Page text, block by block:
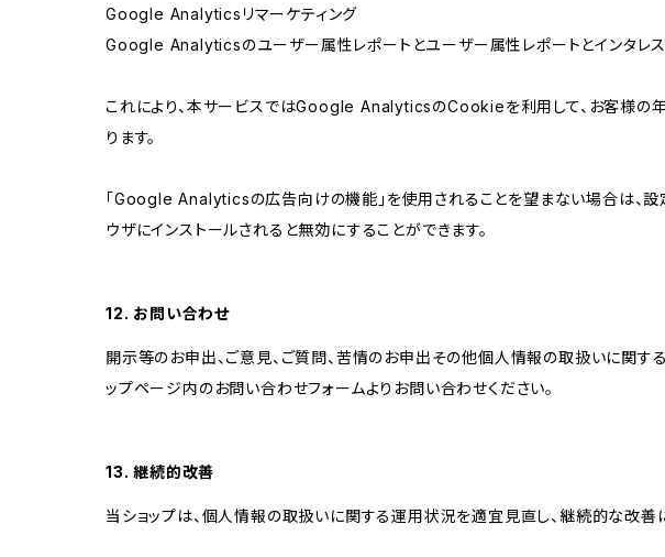
Google Analyticsリマーケティング
Google Analyticsのユーザー属性レポートとユーザー属性レポートとインタレス
これにより、本サービスではGoogle AnalyticsのCookieを利用して、お客様の
ります。
「Google Analyticsの広告向けの機能」を使用されることを望まない場合は、
ウザにインストールされると無効にすることができます。
12. お問い合わせ
開示等のお申出、ご意見、ご質問、苦情のお申出その他個人情報の取扱いに関す
ップページ内のお問い合わせフォームよりお問い合わせください。
13. 継続的改善
当ショップは、個人情報の取扱いに関する運用状況を適宜見直し、継続的な改善